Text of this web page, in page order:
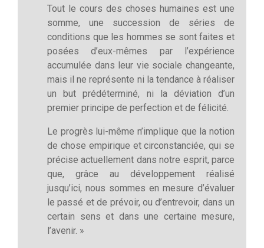
Tout le cours des choses humaines est une
somme, une succession de séries de
conditions que les hommes se sont faites et
posées d’eux-mêmes par l’expérience
accumulée dans leur vie sociale changeante,
mais il ne représente ni la tendance à réaliser
un but prédéterminé, ni la déviation d’un
premier principe de perfection et de félicité.
Le progrès lui-même n’implique que la notion
de chose empirique et circonstanciée, qui se
précise actuellement dans notre esprit, parce
que, grâce au développement réalisé
jusqu’ici, nous sommes en mesure d’évaluer
le passé et de prévoir, ou d’entrevoir, dans un
certain sens et dans une certaine mesure,
l’avenir. »